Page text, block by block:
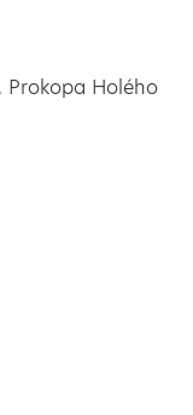
Prokopa Holého